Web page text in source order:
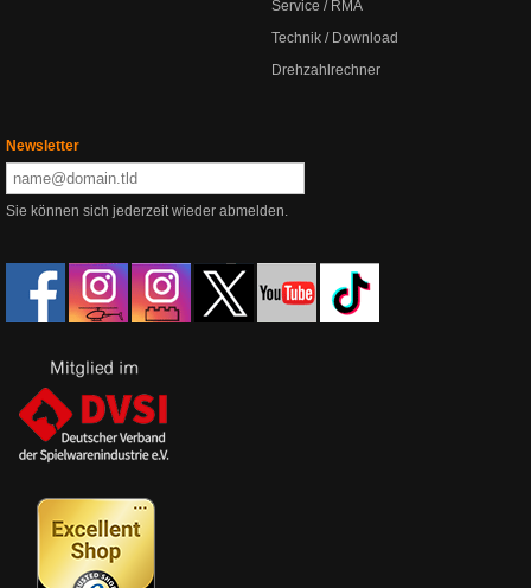
Service / RMA
Technik / Download
Drehzahlrechner
Newsletter
Sie können sich jederzeit wieder abmelden.